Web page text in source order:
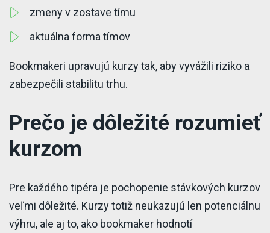
zmeny v zostave tímu
aktuálna forma tímov
Bookmakeri upravujú kurzy tak, aby vyvážili riziko a
zabezpečili stabilitu trhu.
Prečo je dôležité rozumieť
kurzom
Pre každého tipéra je pochopenie stávkových kurzov
veľmi dôležité. Kurzy totiž neukazujú len potenciálnu
výhru, ale aj to, ako bookmaker hodnotí